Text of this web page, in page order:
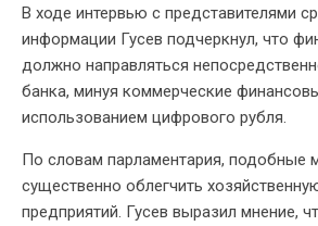
В ходе интервью с представителями
информации Гусев подчеркнул, что
должно направляться
банка, минуя коммерческие
использованием цифрового рубля.
По словам парламентария,
существенно облегчить
предприятий. Гусев выразил мнение,